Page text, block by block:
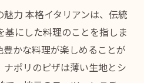
力 本格イタリアンは、伝統
にした料理のことを指しま
かな料理が楽しめることが
ポリのピザは薄い生地とシ